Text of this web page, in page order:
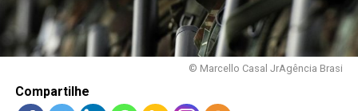
LANÇAMENTOS
© Marcello Casal JrAgência Brasi
Compartilhe